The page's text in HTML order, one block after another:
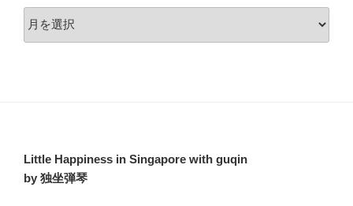
ー
Little Happiness in Singapore with guqin
by 独坐弾琴